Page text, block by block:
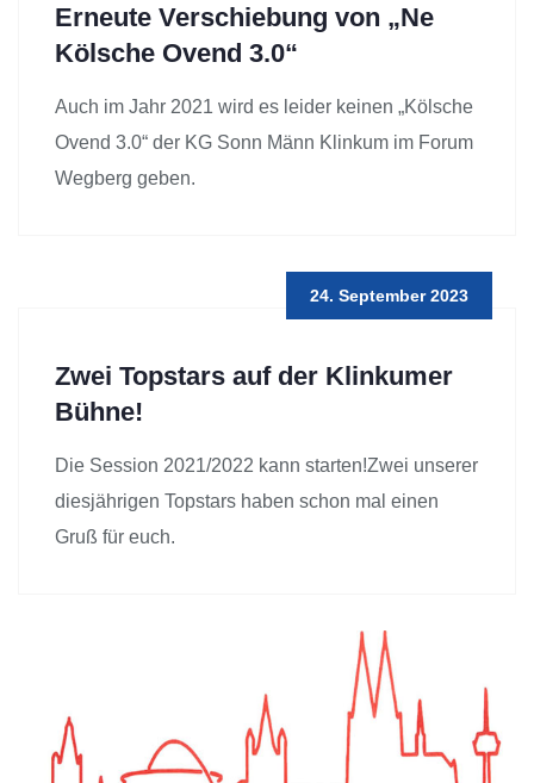
Erneute Verschiebung von „Ne
Kölsche Ovend 3.0“
Auch im Jahr 2021 wird es leider keinen „Kölsche
Ovend 3.0“ der KG Sonn Männ Klinkum im Forum
Wegberg geben.
24. September 2023
Zwei Topstars auf der Klinkumer
Bühne!
Die Session 2021/2022 kann starten!Zwei unserer
diesjährigen Topstars haben schon mal einen
Gruß für euch.